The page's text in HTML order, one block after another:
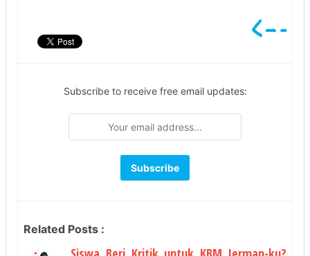
Subscribe to receive free email updates:
Related Posts :